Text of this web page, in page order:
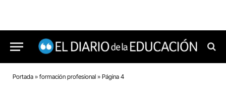
Portada » formación profesional » Página 4